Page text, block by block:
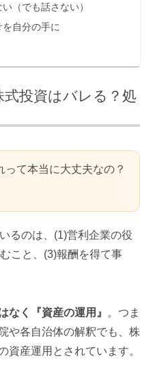
（でも話さない）
自分の手に
式投資はバレる？処
って本当に大丈夫なの？
るのは、(1)営利企業の役
こと、(3)報酬を得て事
なく『資産の運用』
。つま
や各自治体の解釈でも、株
資産運用とされています。